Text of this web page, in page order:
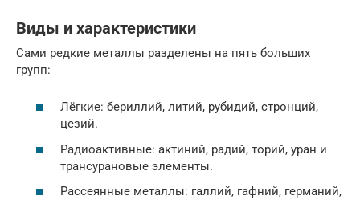
Виды и характеристики
Сами редкие металлы разделены на пять больших
групп:
Лёгкие: бериллий, литий, рубидий, стронций,
цезий.
Радиоактивные: актиний, радий, торий, уран и
трансурановые элементы.
Рассеянные металлы: галлий, гафний, германий,